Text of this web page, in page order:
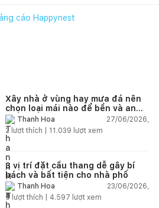
Xây nhà ở vùng hay mưa đá nên
chọn loại mái nào để bền và an
toàn?Thanh Hoa
27/06/2026,
2 lượt thích | 11.039 lượt xem
3 vị trí đặt cầu thang dễ gây bí
bách và bất tiện cho nhà phố
Thanh Hoa
23/06/2026,
5 lượt thích | 4.597 lượt xem